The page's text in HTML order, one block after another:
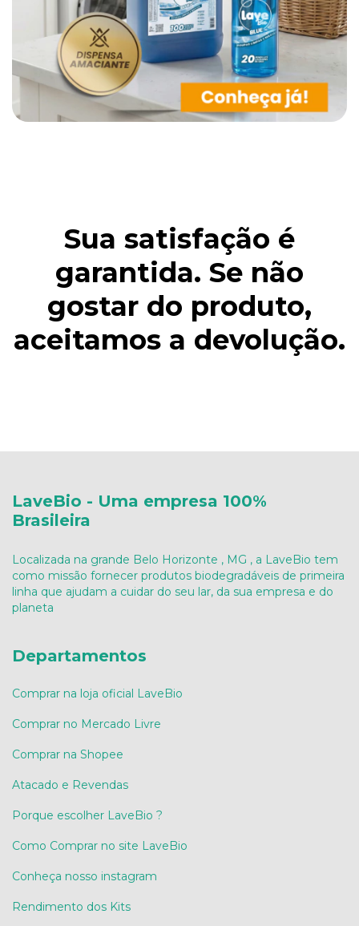
Sua satisfação é
garantida. Se não
gostar do produto,
aceitamos a devolução.
LaveBio - Uma empresa 100%
Brasileira
Localizada na grande Belo Horizonte , MG , a LaveBio tem
como missão fornecer produtos biodegradáveis de primeira
linha que ajudam a cuidar do seu lar, da sua empresa e do
planeta
Departamentos
Comprar na loja oficial LaveBio
Comprar no Mercado Livre
Comprar na Shopee
Atacado e Revendas
Porque escolher LaveBio ?
Como Comprar no site LaveBio
Conheça nosso instagram
Rendimento dos Kits